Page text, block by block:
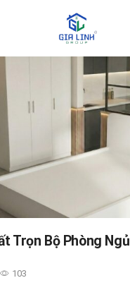
Trọn Bộ Phòng
103